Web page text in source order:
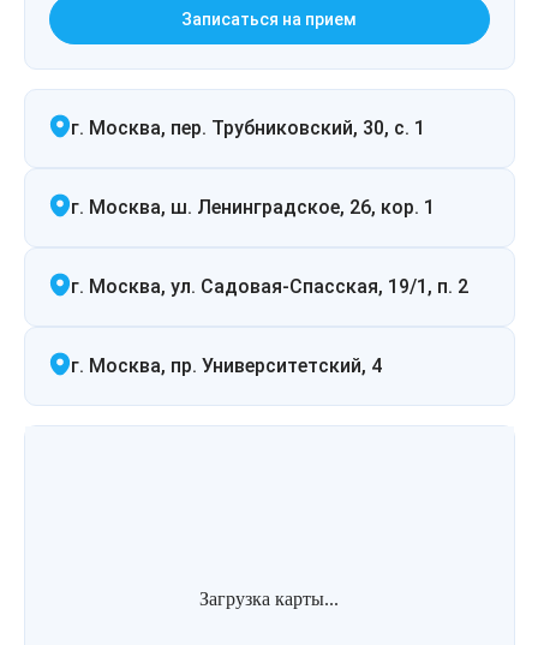
Записаться на прием
г. Москва, пер. Трубниковский, 30, с. 1
г. Москва, ш. Ленинградское, 26, кор. 1
г. Москва, ул. Садовая-Спасская, 19/1, п. 2
г. Москва, пр. Университетский, 4
Загрузка карты...